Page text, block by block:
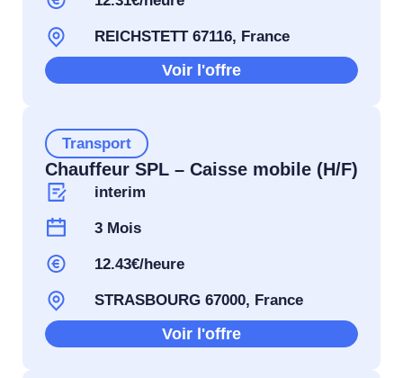
REICHSTETT 67116, France
Voir l'offre
Transport
Chauffeur SPL – Caisse mobile (H/F)
interim
3 Mois
12.43€/heure
STRASBOURG 67000, France
Voir l'offre